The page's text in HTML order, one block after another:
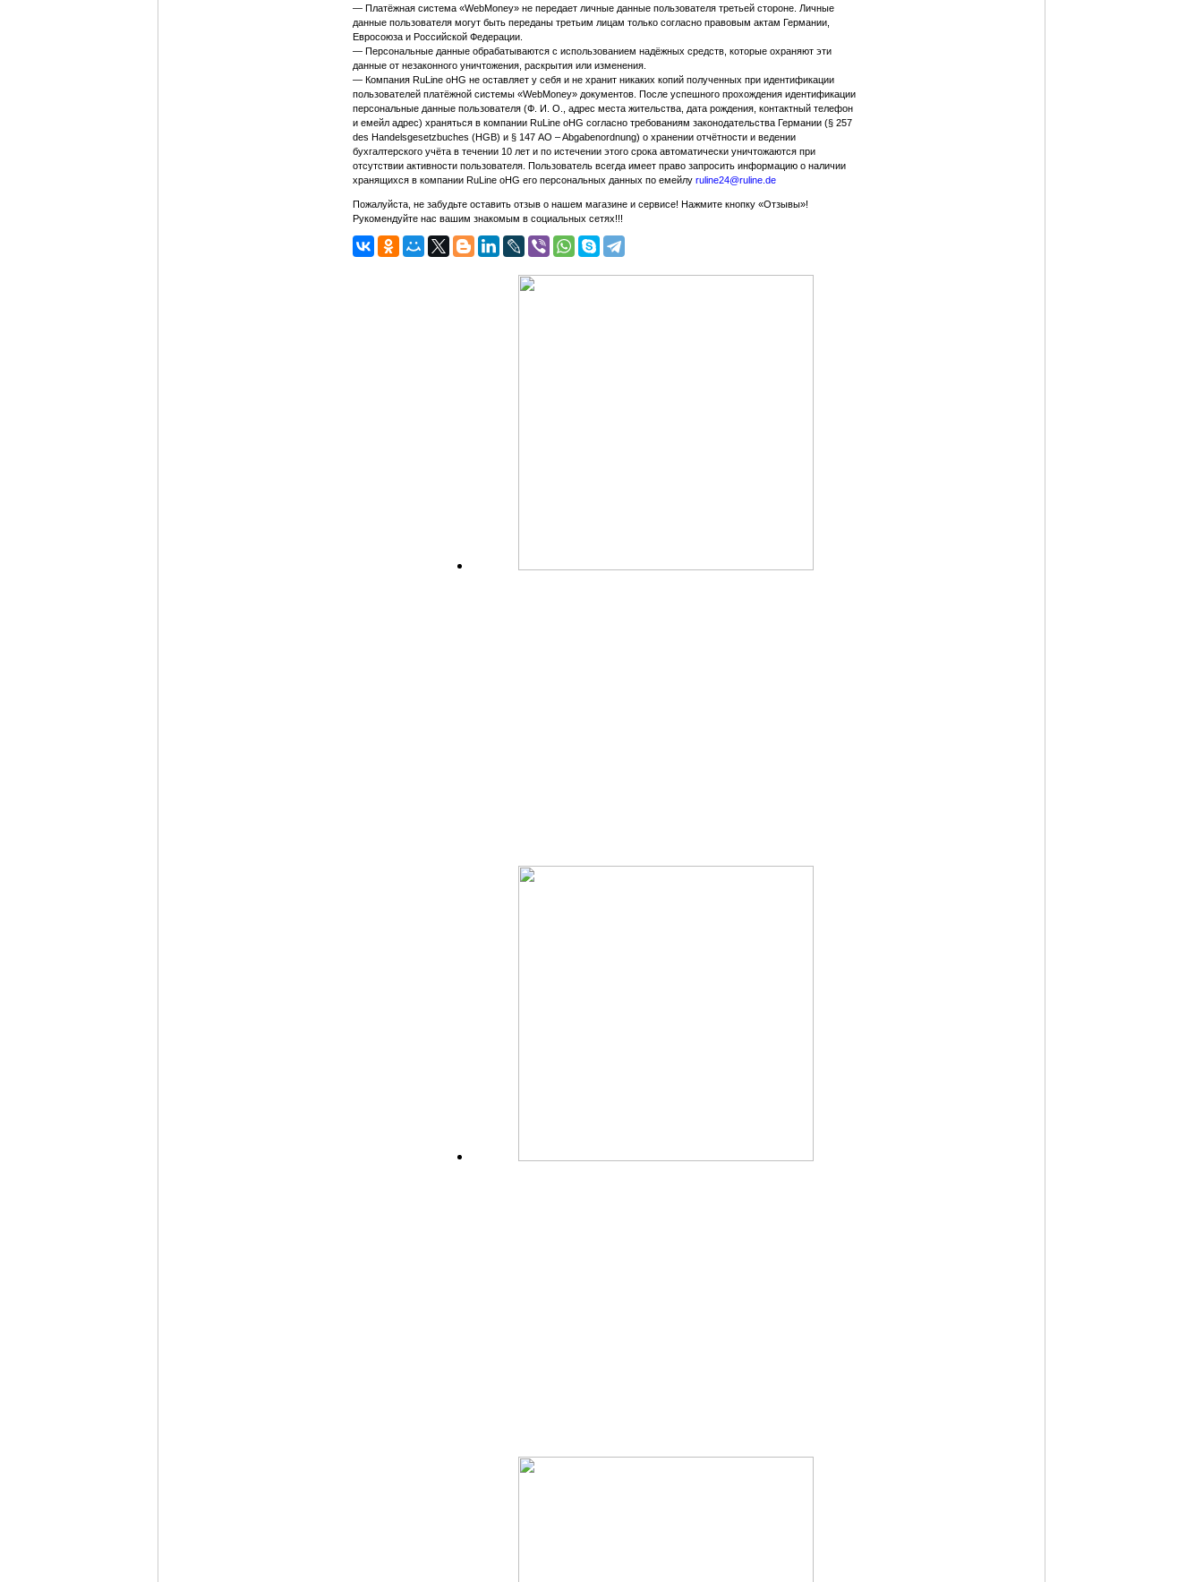
— Платёжная система «WebMoney» не передает личные данные пользователя третьей стороне. Личные
данные пользователя могут быть переданы третьим лицам только согласно правовым актам Германии,
Евросоюза и Российской Федерации.
— Персональные данные обрабатываются с использованием надёжных средств, которые охраняют эти
данные от незаконного уничтожения, раскрытия или изменения.
— Компания RuLine oHG не оставляет у себя и не хранит никаких копий полученных при идентификации
пользователей платёжной системы «WebMoney» документов. После успешного прохождения идентификации
персональные данные пользователя (Ф. И. О., адрес места жительства, дата рождения, контактный телефон
и емейл адрес) храняться в компании RuLine oHG согласно требованиям законодательства Германии (§ 257
des Handelsgesetzbuches (HGB) и § 147 AO – Abgabenordnung) о хранении отчётности и ведении
бухгалтерского учёта в течении 10 лет и по истечении этого срока автоматически уничтожаются при
отсутствии активности пользователя. Пользователь всегда имеет право запросить информацию о наличии
хранящихся в компании RuLine oHG его персональных данных по емейлу ruline24@ruline.de
Пожалуйста, не забудьте оставить отзыв о нашем магазине и сервисе! Нажмите кнопку «Отзывы»!
Рукомендуйте нас вашим знакомым в социальных сетях!!!